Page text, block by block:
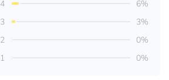
4
6%
3
3%
2
0%
1
0%